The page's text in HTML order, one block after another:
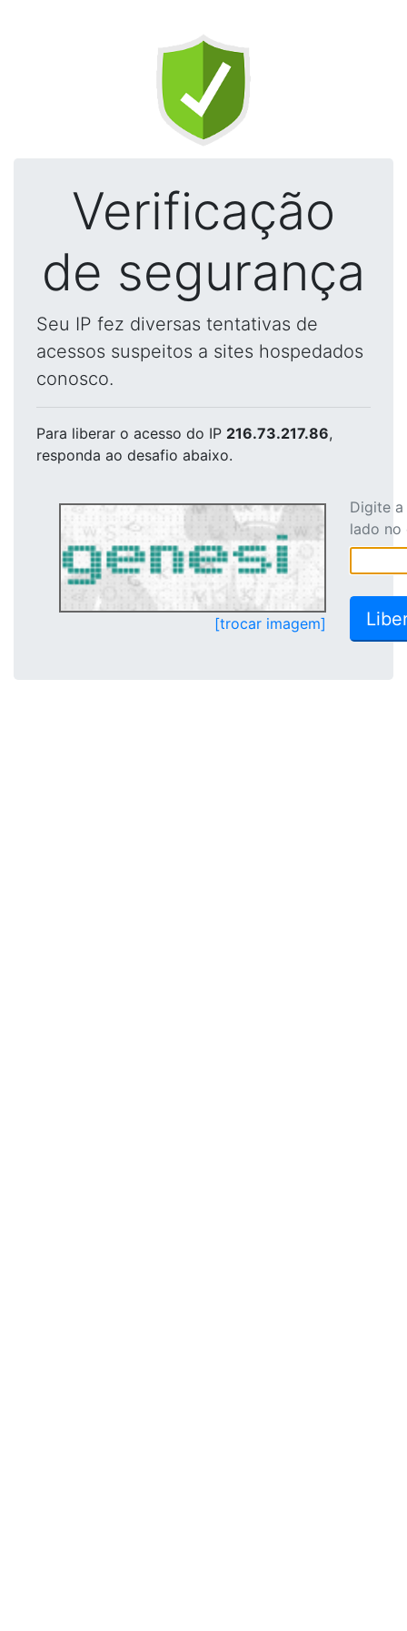
Verificação
de segurança
Seu IP fez diversas tentativas de
acessos suspeitos a sites hospedados
conosco.
Para liberar o acesso do IP 216.73.217.86,
responda ao desafio abaixo.
[trocar imagem]
Digite
lado no